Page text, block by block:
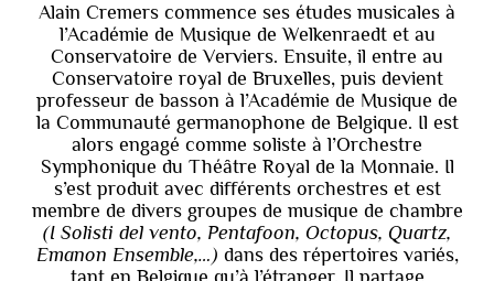
Alain Cremers commence ses études musicales à
l’Académie de Musique de Welkenraedt et au
Conservatoire de Verviers. Ensuite, il entre au
Conservatoire royal de Bruxelles, puis devient
professeur de basson à l’Académie de Musique de
la Communauté germanophone de Belgique. Il est
alors engagé comme soliste à l’Orchestre
Symphonique du Théâtre Royal de la Monnaie. Il
s’est produit avec différents orchestres et est
membre de divers groupes de musique de chambre
(I Solisti del vento, Pentafoon, Octopus, Quartz,
Emanon Ensemble,…) dans des répertoires variés,